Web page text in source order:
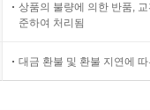
상품의 불량에 의한 반품,
준하여 처리됨
대금 환불 및 환불 지연에